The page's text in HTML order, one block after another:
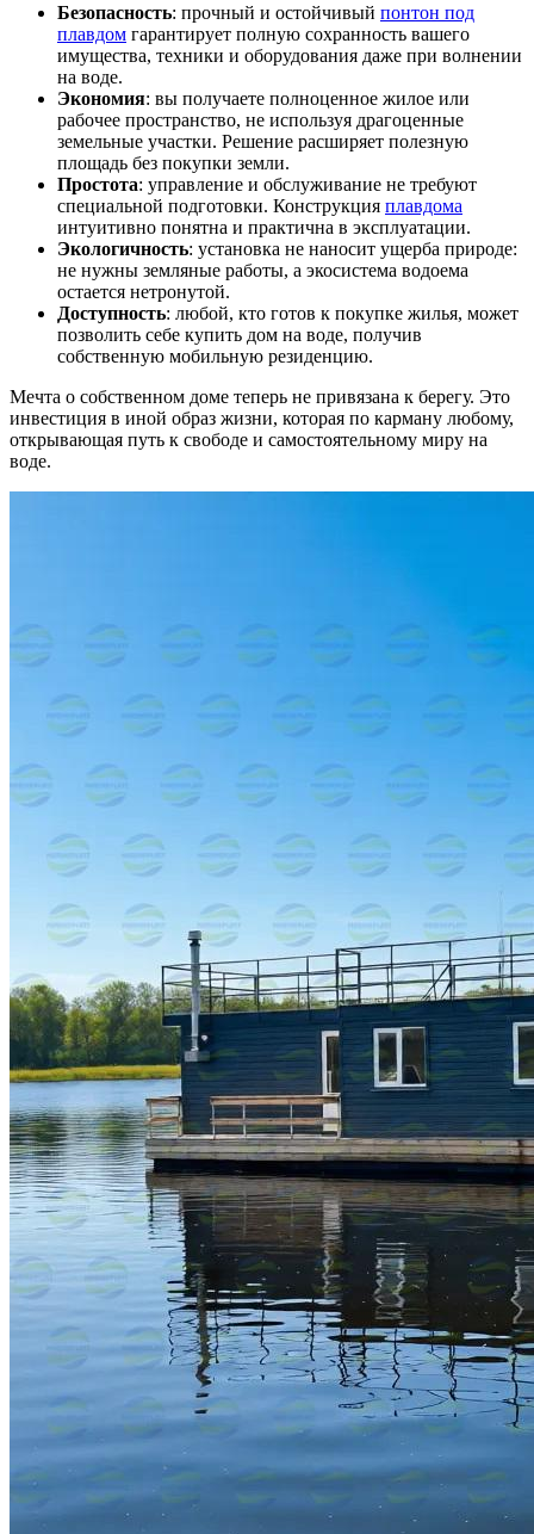
Безопасность: прочный и остойчивый понтон под
плавдом гарантирует полную сохранность вашего
имущества, техники и оборудования даже при волнении
на воде.
Экономия: вы получаете полноценное жилое или
рабочее пространство, не используя драгоценные
земельные участки. Решение расширяет полезную
площадь без покупки земли.
Простота: управление и обслуживание не требуют
специальной подготовки. Конструкция плавдома
интуитивно понятна и практична в эксплуатации.
Экологичность: установка не наносит ущерба природе:
не нужны земляные работы, а экосистема водоема
остается нетронутой.
Доступность: любой, кто готов к покупке жилья, может
позволить себе купить дом на воде, получив
собственную мобильную резиденцию.
Мечта о собственном доме теперь не привязана к берегу. Это
инвестиция в иной образ жизни, которая по карману любому,
открывающая путь к свободе и самостоятельному миру на
воде.